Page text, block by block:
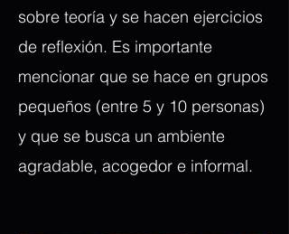
sobre teoría y se hacen ejercicios
de reflexión. Es importante
mencionar que se hace en grupos
pequeños (entre 5 y 10 personas)
y que se busca un ambiente
agradable, acogedor e informal.